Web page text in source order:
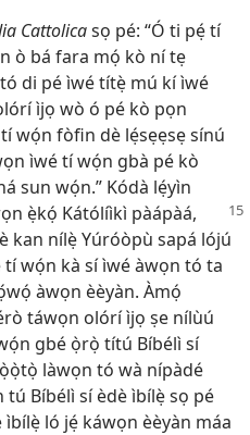
Cattolicasọ pé: “Ó ti pẹ́ tí
ò bá fara mọ́ kò ní tẹ
di pé ìwé títẹ̀ mú kí ìwé
ìjọ wò ó pé kò pọn
wọ́n fòfin dè lẹ́sẹẹsẹ sínú
ìwé tí wọ́n gbà pé kò
sun wọ́n.” Kódà lẹ́yìn
ẹ̀kọ́ Kátólíìkì pàápàá,
kan nílẹ̀ Yúróòpù sapá lójú
wọ́n kà sí ìwé àwọn tó ta
àwọn èèyàn. Àmọ́
táwọn olórí ìjọ ṣe nílùú
gbé ọ̀rọ̀ títú Bíbélì sí
làwọn tó wà nípàdé
Bíbélì sí èdè ìbílẹ̀ sọ pé
ló jẹ́ káwọn èèyàn máa